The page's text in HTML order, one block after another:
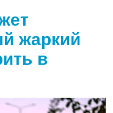
жаркий
в